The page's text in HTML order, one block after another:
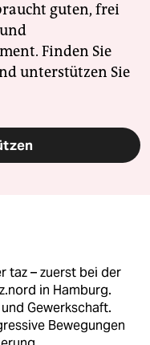
guten, frei
Finden Sie
unterstützen Sie
taz – zuerst bei der
in Hamburg.
Gewerkschaft.
Bewegungen